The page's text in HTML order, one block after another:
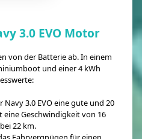
3.0 EVO Motor
von der Batterie ab. In einem
und einer 4 kWh
3.0 EVO eine gute und 20
Geschwindigkeit von 16
22 km.